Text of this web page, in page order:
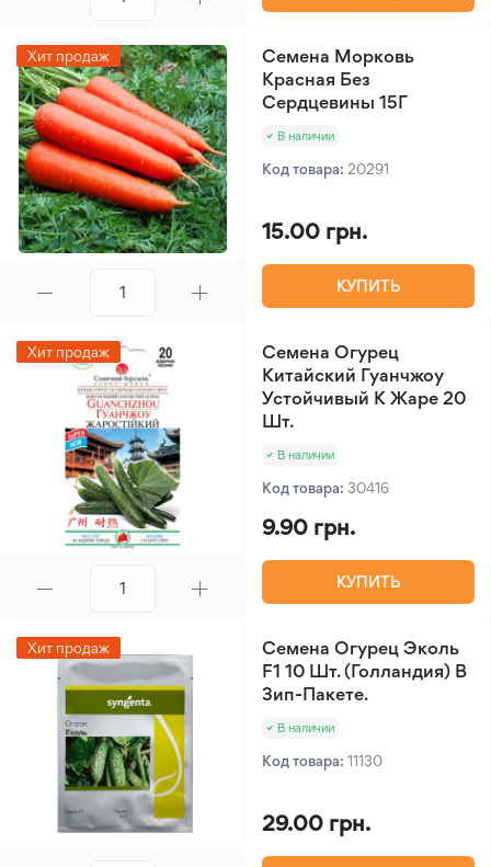
Хит продаж
Семена Морковь
Красная Без
Сердцевины 15Г
В наличии
Код товара: 20291
15.00 грн.
КУПИТЬ
Хит продаж
Семена Огурец
Китайский Гуанчжоу
Устойчивый К Жаре 20
Шт.
В наличии
Код товара: 30416
9.90 грн.
КУПИТЬ
Хит продаж
Семена Огурец Эколь
F1 10 Шт. (Голландия) В
Зип-Пакете.
В наличии
Код товара: 11130
29.00 грн.